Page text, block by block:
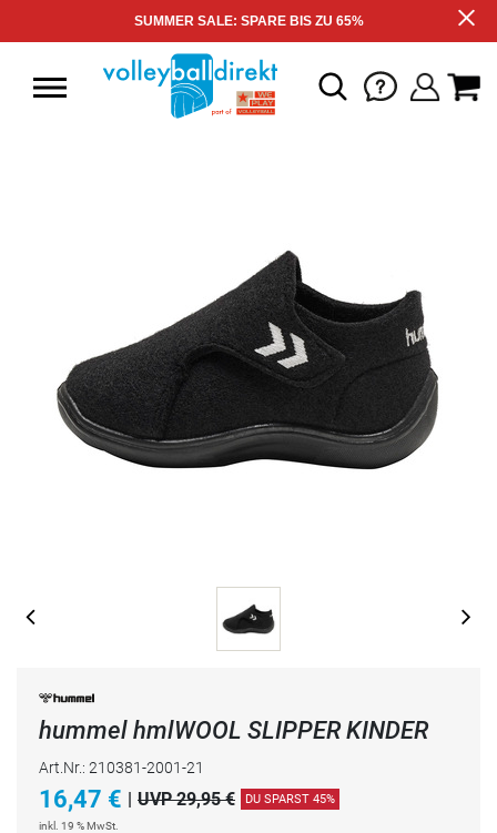
SUMMER SALE: SPARE BIS ZU 65%
hummel hmlWOOL SLIPPER KINDER
Art.Nr.: 210381-2001-21
16,47 € | UVP 29,95 € DU SPARST 45%
inkl. 19 % MwSt.